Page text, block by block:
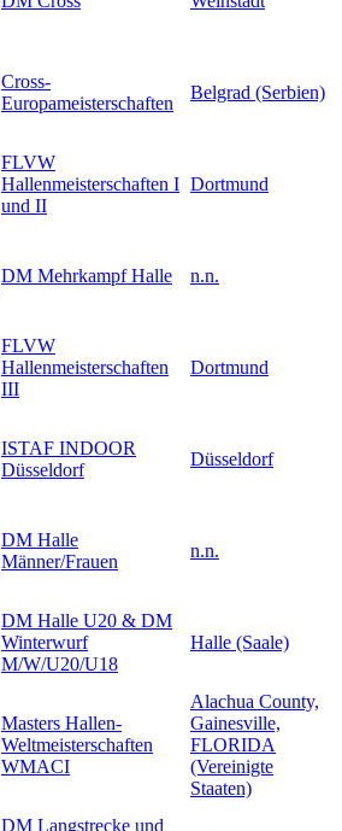
Cross-
Europameisterschaften
Belgrad (Serbien)
FLVW
Hallenmeisterschaften I
und II
Dortmund
DM Mehrkampf Halle n.n.
FLVW
Hallenmeisterschaften
III
Dortmund
ISTAF INDOOR
Düsseldorf
Düsseldorf
DM Halle
Männer/Frauen
n.n.
DM Halle U20 & DM
Winterwurf
M/W/U20/U18
Halle (Saale)
Masters Hallen-
Weltmeisterschaften
WMACI
Alachua County,
Gainesville,
FLORIDA
(Vereinigte
Staaten)
DM Langstrecke und